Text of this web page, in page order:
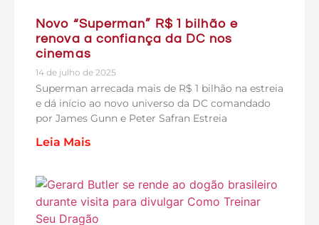
Novo “Superman” R$ 1 bilhão e
renova a confiança da DC nos
cinemas
14 de julho de 2025
Superman arrecada mais de R$ 1 bilhão na estreia
e dá início ao novo universo da DC comandado
por James Gunn e Peter Safran Estreia
Leia Mais